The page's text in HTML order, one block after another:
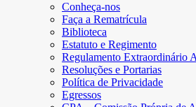
Conheça-nos
Faça a Rematrícula
Biblioteca
Estatuto e Regimento
Regulamento Extraordinário
Resoluções e Portarias
Política de Privacidade
Egressos